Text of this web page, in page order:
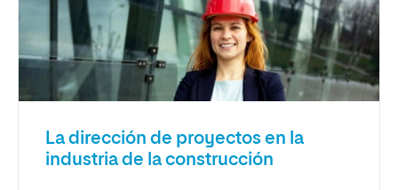
La dirección de proyectos en la
industria de la construcción